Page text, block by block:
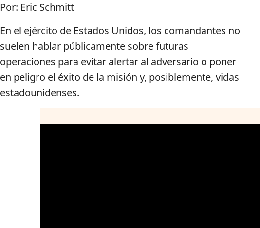
Por: Eric Schmitt
En el ejército de Estados Unidos, los comandantes no
suelen hablar públicamente sobre futuras
operaciones para evitar alertar al adversario o poner
en peligro el éxito de la misión y, posiblemente, vidas
estadounidenses.